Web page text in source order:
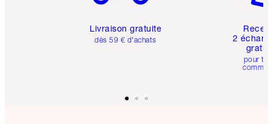
Livraison gratuite
dès 59 € d'achats
2
pour